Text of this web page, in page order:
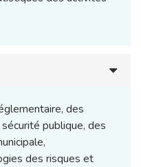
des
publique, des
des risques et